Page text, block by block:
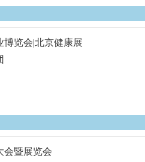
博览会|北京健康展
会暨展览会